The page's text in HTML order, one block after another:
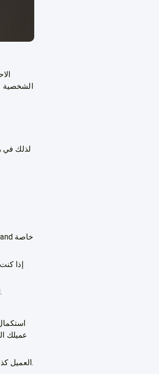
الشخصية
لذلك في
إذا
الاحتفاظ بعميل حالي يعني زيادة الخبرة وتوطيد العلاقة معه وبالتالي تعاملات أكثر ومكاسب إضافية لكلا الطرفين.
عميلك
العميل كذلك يفضل العمل مع فريلانسر سابق؛ لذلك لا بد أن تسعى أن تكون هذا الشخص الذي يريد العمل معه مرارًا وتكرارًا.